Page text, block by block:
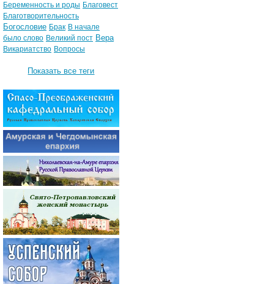
Беременность и роды Благовест
Благотворительность
Богословие Брак В начале
было слово Великий пост Вера
Викариатство Вопросы
Показать все теги